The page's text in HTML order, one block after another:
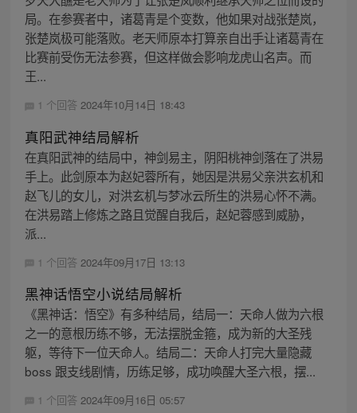
局。在参赛者中，诸葛青是个变数，他如果对战张楚岚，
张楚岚极可能落败。老天师原本打算亲自出手让诸葛青在
比赛前受伤无法参赛，但这样做会影响龙虎山名声。而
王...
1 个回答 2024年10月14日 18:43
真阳武神结局解析
在真阳武神的结局中，神剑易主，阴阳桃神剑落在了洪易
手上。此剑原本为赵妃蓉所有，她因是洪易父亲洪玄机和
赵飞儿的女儿，对洪玄机与梦冰云所生的洪易心怀不满。
在洪易踏上修炼之路且觉醒自我后，赵妃蓉感到威胁，
派...
1 个回答 2024年09月17日 13:13
黑神话悟空小说结局解析
《黑神话：悟空》有多种结局，结局一：天命人做为六根
之一的意根历练不够，无法摆脱金箍，成为新的大圣残
躯，等待下一位天命人。结局二：天命人打完大量隐藏
boss 跟支线剧情，历练足够，成功唤醒大圣六根，摆...
1 个回答 2024年09月16日 05:57